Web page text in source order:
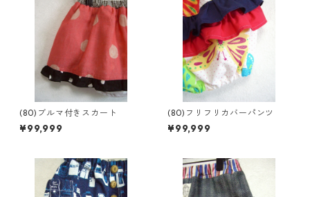
(80)ブルマ付きスカート
¥99,999
(80)フリフリカバーパンツ
¥99,999